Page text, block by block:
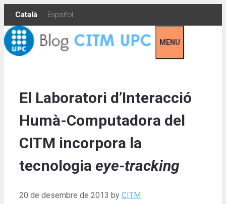
Skip
content
Català Español
MENU
El Laboratori d’Interacció
Humà-Computadora del
CITM incorpora la
tecnologia eye-tracking
20 de desembre de 2013 by CITM